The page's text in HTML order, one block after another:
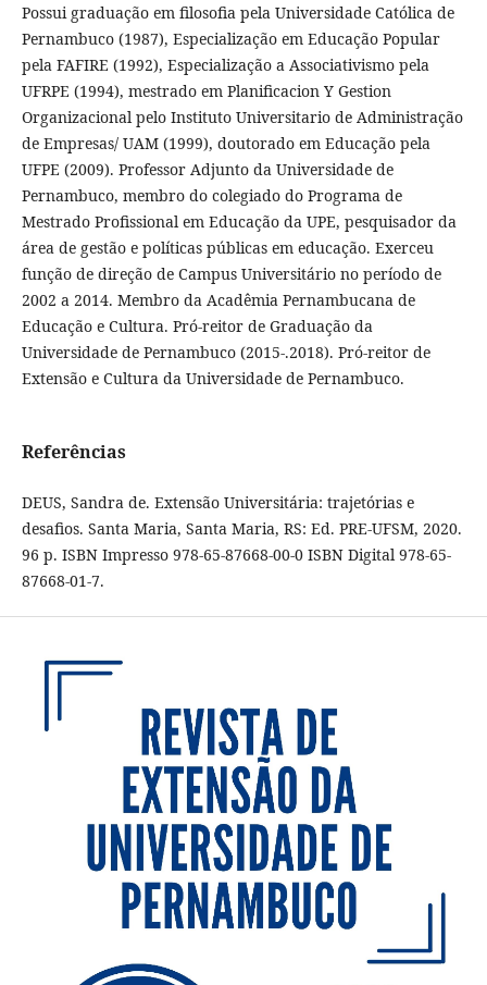
Possui graduação em filosofia pela Universidade Católica de
Pernambuco (1987), Especialização em Educação Popular
pela FAFIRE (1992), Especialização a Associativismo pela
UFRPE (1994), mestrado em Planificacion Y Gestion
Organizacional pelo Instituto Universitario de Administração
de Empresas/ UAM (1999), doutorado em Educação pela
UFPE (2009). Professor Adjunto da Universidade de
Pernambuco, membro do colegiado do Programa de
Mestrado Profissional em Educação da UPE, pesquisador da
área de gestão e políticas públicas em educação. Exerceu
função de direção de Campus Universitário no período de
2002 a 2014. Membro da Acadêmia Pernambucana de
Educação e Cultura. Pró-reitor de Graduação da
Universidade de Pernambuco (2015-.2018). Pró-reitor de
Extensão e Cultura da Universidade de Pernambuco.
Referências
DEUS, Sandra de. Extensão Universitária: trajetórias e
desafios. Santa Maria, Santa Maria, RS: Ed. PRE-UFSM, 2020.
96 p. ISBN Impresso 978-65-87668-00-0 ISBN Digital 978-65-
87668-01-7.